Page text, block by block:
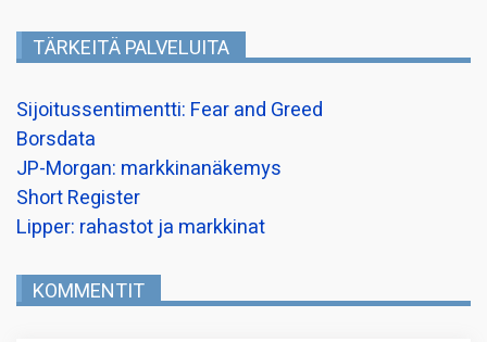
TÄRKEITÄ PALVELUITA
Sijoitussentimentti: Fear and Greed
Borsdata
JP-Morgan: markkinanäkemys
Short Register
Lipper: rahastot ja markkinat
KOMMENTIT